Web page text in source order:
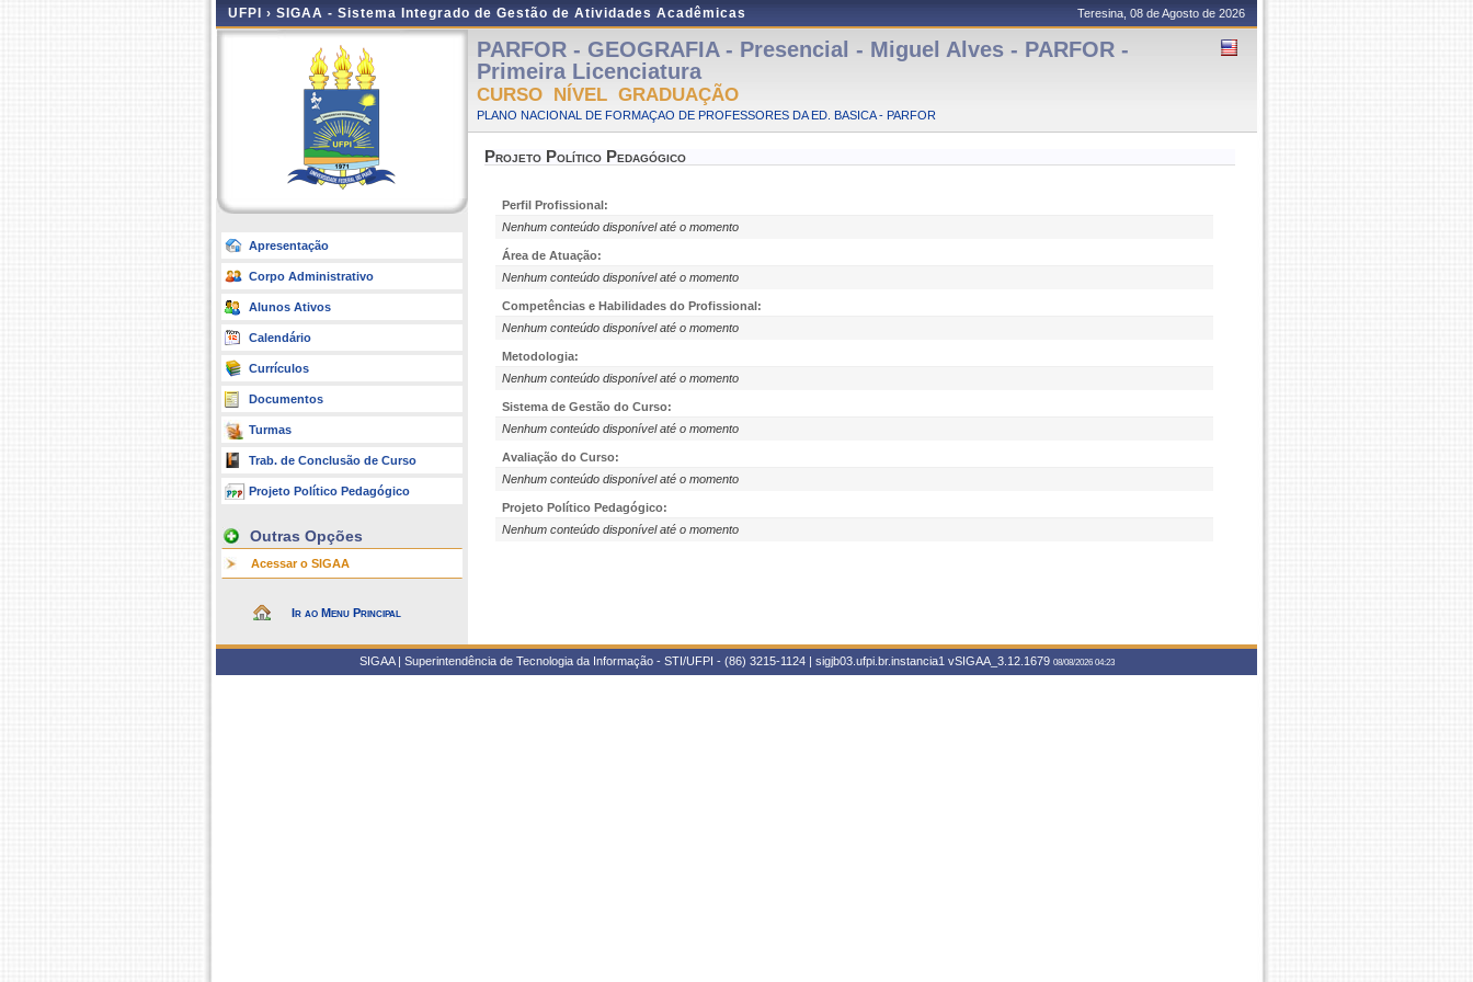
UFPI › SIGAA - Sistema Integrado de Gestão de Atividades Acadêmicas Teresina, 08 de Agosto de 2026
Apresentação
Corpo Administrativo
Alunos Ativos
Calendário
Currículos
Documentos
Turmas
Trab. de Conclusão de Curso
Projeto Político Pedagógico
Outras Opções
Acessar o SIGAA
Ir ao Menu Principal
PARFOR - GEOGRAFIA - Presencial - Miguel Alves - PARFOR -
Primeira Licenciatura
CURSO NÍVEL GRADUAÇÃO
PLANO NACIONAL DE FORMAÇAO DE PROFESSORES DA ED. BASICA - PARFOR
Projeto Político Pedagógico
Perfil Profissional:
Nenhum conteúdo disponível até o momento
Área de Atuação:
Nenhum conteúdo disponível até o momento
Competências e Habilidades do Profissional:
Nenhum conteúdo disponível até o momento
Metodologia:
Nenhum conteúdo disponível até o momento
Sistema de Gestão do Curso:
Nenhum conteúdo disponível até o momento
Avaliação do Curso:
Nenhum conteúdo disponível até o momento
Projeto Político Pedagógico:
Nenhum conteúdo disponível até o momento
SIGAA | Superintendência de Tecnologia da Informação - STI/UFPI - (86) 3215-1124 | sigjb03.ufpi.br.instancia1 vSIGAA_3.12.1679 08/08/2026 04:23